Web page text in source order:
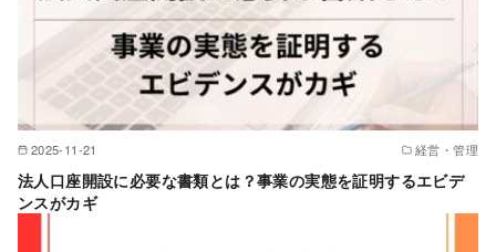
2025-11-21 経営・管理
法人口座開設に必要な書類とは？事業の実態を証明するエビデ
ンスがカギ